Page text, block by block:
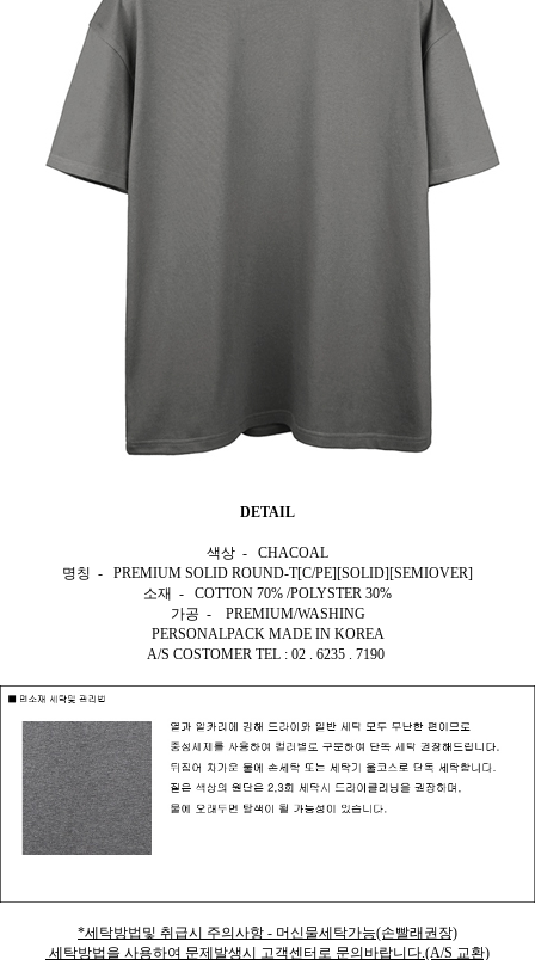
DETAIL
색상 - CHACOAL
명칭 - PREMIUM SOLID ROUND-T[C/PE][SOLID][SEMIOVER]
소재 - COTTON 70% /POLYSTER 30%
가공 - PREMIUM/WASHING
PERSONALPACK MADE IN KOREA
A/S COSTOMER TEL : 02 . 6235 . 7190
*세탁방법및 취급시 주의사항 - 머신물세탁가능(손빨래권장)
세탁방법을 사용하여 문제발생시 고객센터로 문의바랍니다.(A/S 교환)